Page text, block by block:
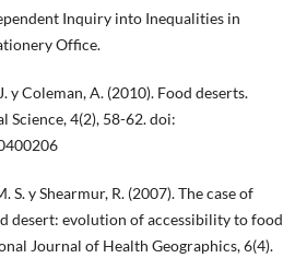
Inquiry into Inequalities in
Office.
y Coleman, A. (2010). Food deserts.
Science, 4(2), 58-62. doi:
S. y Shearmur, R. (2007). The case of
desert: evolution of accessibility to food
Journal of Health Geographics, 6(4).